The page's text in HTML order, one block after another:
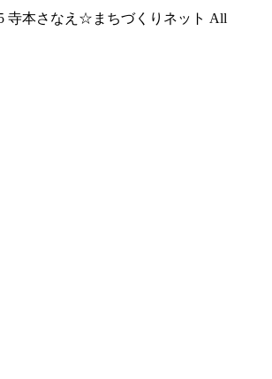
寺本さなえ☆まちづくりネット All